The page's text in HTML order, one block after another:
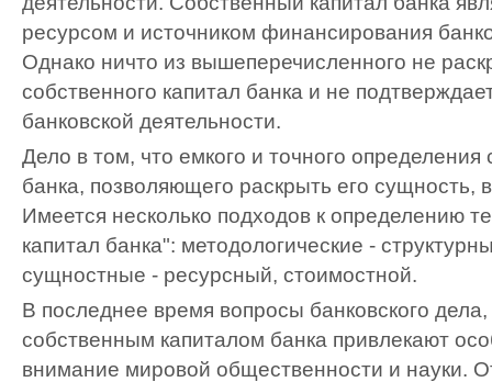
ресурсом и источником финансирования
Однако ничто из вышеперечисленного не
собственного капитал банка и не
банковской деятельности.
Дело в том, что емкого и точного определения
банка, позволяющего раскрыть его сущность,
Имеется несколько подходов к определению
капитал банка": методологические -
сущностные - ресурсный, стоимостной.
В последнее время вопросы банковского
собственным капиталом банка привлекают
внимание мировой общественности и науки.